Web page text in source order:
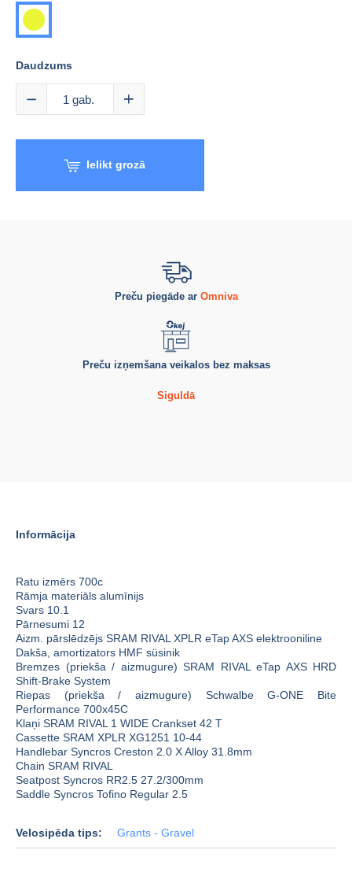
dzeltena
Daudzums
1 gab.
Ielikt grozā
Preču piegāde ar Omniva
Preču izņemšana veikalos bez maksas
Siguldā
Informācija
Ratu izmērs 700c
Rāmja materiāls alumīnijs
Svars 10.1
Pārnesumi 12
Aizm. pārslēdzējs SRAM RIVAL XPLR eTap AXS elektrooniline
Dakša, amortizators HMF süsinik
Bremzes (priekša / aizmugure) SRAM RIVAL eTap AXS HRD
Shift-Brake System
Riepas (priekša / aizmugure) Schwalbe G-ONE Bite
Performance 700x45C
Klaņi SRAM RIVAL 1 WIDE Crankset 42 T
Cassette SRAM XPLR XG1251 10-44
Handlebar Syncros Creston 2.0 X Alloy 31.8mm
Chain SRAM RIVAL
Seatpost Syncros RR2.5 27.2/300mm
Saddle Syncros Tofino Regular 2.5
Velosipēda tips: Grants - Gravel